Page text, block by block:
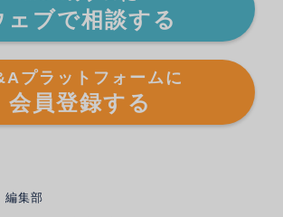
ェブで相談する
プラットフォームに
会員登録する
編集部